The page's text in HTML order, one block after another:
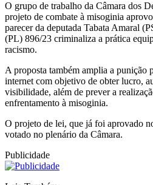
O grupo de trabalho da Câmara dos
projeto de combate à misoginia
parecer da deputada Tabata Amaral
(PL) 896/23 criminaliza a prática
racismo.
A proposta também amplia a punição
internet com objetivo de obter lucro,
visibilidade, além de prever a
enfrentamento à misoginia.
O projeto de lei, que já foi aprovado
votado no plenário da Câmara.
Publicidade